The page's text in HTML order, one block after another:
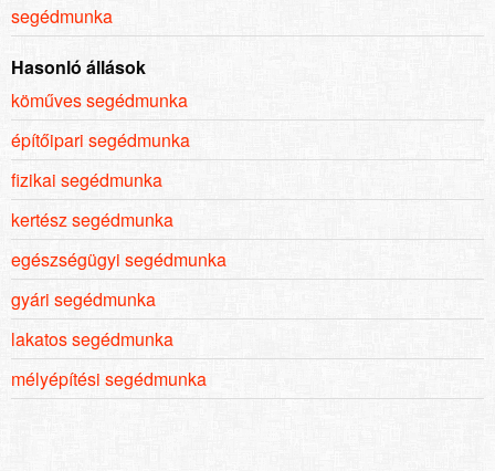
segédmunka
Hasonló állások
köműves segédmunka
építőipari segédmunka
fizikai segédmunka
kertész segédmunka
egészségügyi segédmunka
gyári segédmunka
lakatos segédmunka
mélyépítési segédmunka